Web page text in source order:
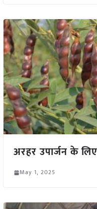
अरहर उपार्जन के
May 1, 2025